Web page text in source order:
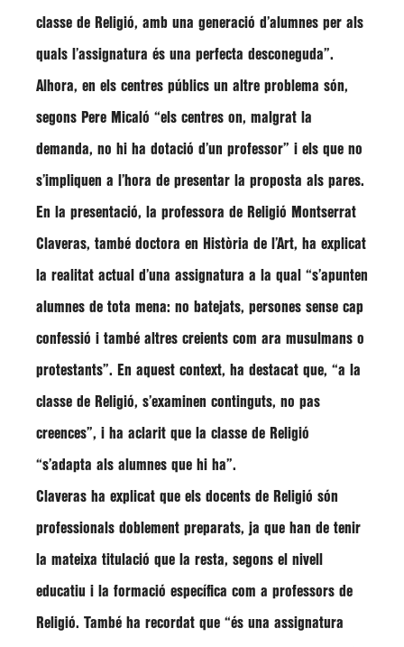
classe de Religió, amb una generació d’alumnes per als
quals l’assignatura és una perfecta desconeguda”.
Alhora, en els centres públics un altre problema són,
segons Pere Micaló “els centres on, malgrat la
demanda, no hi ha dotació d’un professor” i els que no
s’impliquen a l’hora de presentar la proposta als pares.
En la presentació, la professora de Religió Montserrat
Claveras, també doctora en Història de l’Art, ha explicat
la realitat actual d’una assignatura a la qual “s’apunten
alumnes de tota mena: no batejats, persones sense cap
confessió i també altres creients com ara musulmans o
protestants”. En aquest context, ha destacat que, “a la
classe de Religió, s’examinen continguts, no pas
creences”, i ha aclarit que la classe de Religió
“s’adapta als alumnes que hi ha”.
Claveras ha explicat que els docents de Religió són
professionals doblement preparats, ja que han de tenir
la mateixa titulació que la resta, segons el nivell
educatiu i la formació específica com a professors de
Religió. També ha recordat que “és una assignatura